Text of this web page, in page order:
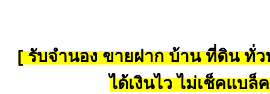
[ รับจำนอง ขายฝาก บ้าน ที่ดิน ทั่ว
ได้เงินไว ไม่เช็คแบล็